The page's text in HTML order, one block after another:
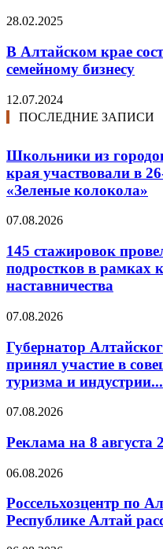
28.02.2025
В Алтайском крае
семейному бизнесу
12.07.2024
ПОСЛЕДНИЕ ЗАПИСИ
Школьники из
края участвовали в
«Зеленые колокола»
07.08.2026
145 стажировок
подростков в рамках
наставничества
07.08.2026
Губернатор
принял участие в
туризма и индустрии...
07.08.2026
Реклама на 8 августа
06.08.2026
Россельхозцентр по
Республике Алтай